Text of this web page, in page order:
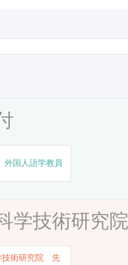
国人語学教員
学技術研究
技術研究院 先